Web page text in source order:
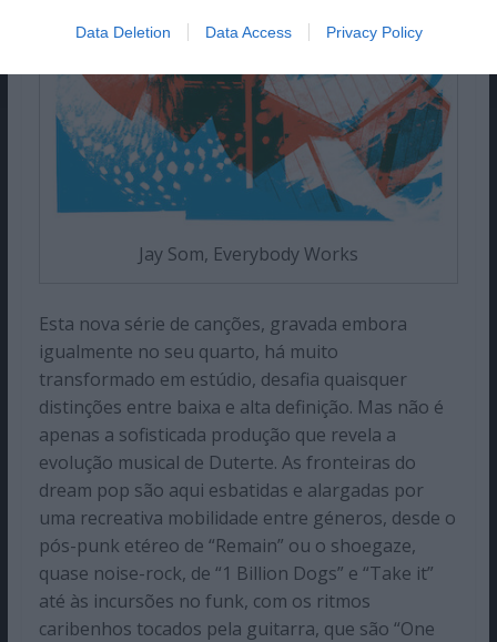
Data Deletion Data Access Privacy Policy
Jay Som, Everybody Works
Esta nova série de canções, gravada embora
igualmente no seu quarto, há muito
transformado em estúdio, desafia quaisquer
distinções entre baixa e alta definição. Mas não é
apenas a sofisticada produção que revela a
evolução musical de Duterte. As fronteiras do
dream pop são aqui esbatidas e alargadas por
uma recreativa mobilidade entre géneros, desde o
pós-punk etéreo de “Remain” ou o shoegaze,
quase noise-rock, de “1 Billion Dogs” e “Take it”
até às incursões no funk, com os ritmos
caribenhos tocados pela guitarra, que são “One